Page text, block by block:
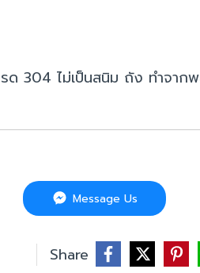
ด 304 ไม่เป็นสนิม ถัง ทำจาก
Message Us
Share